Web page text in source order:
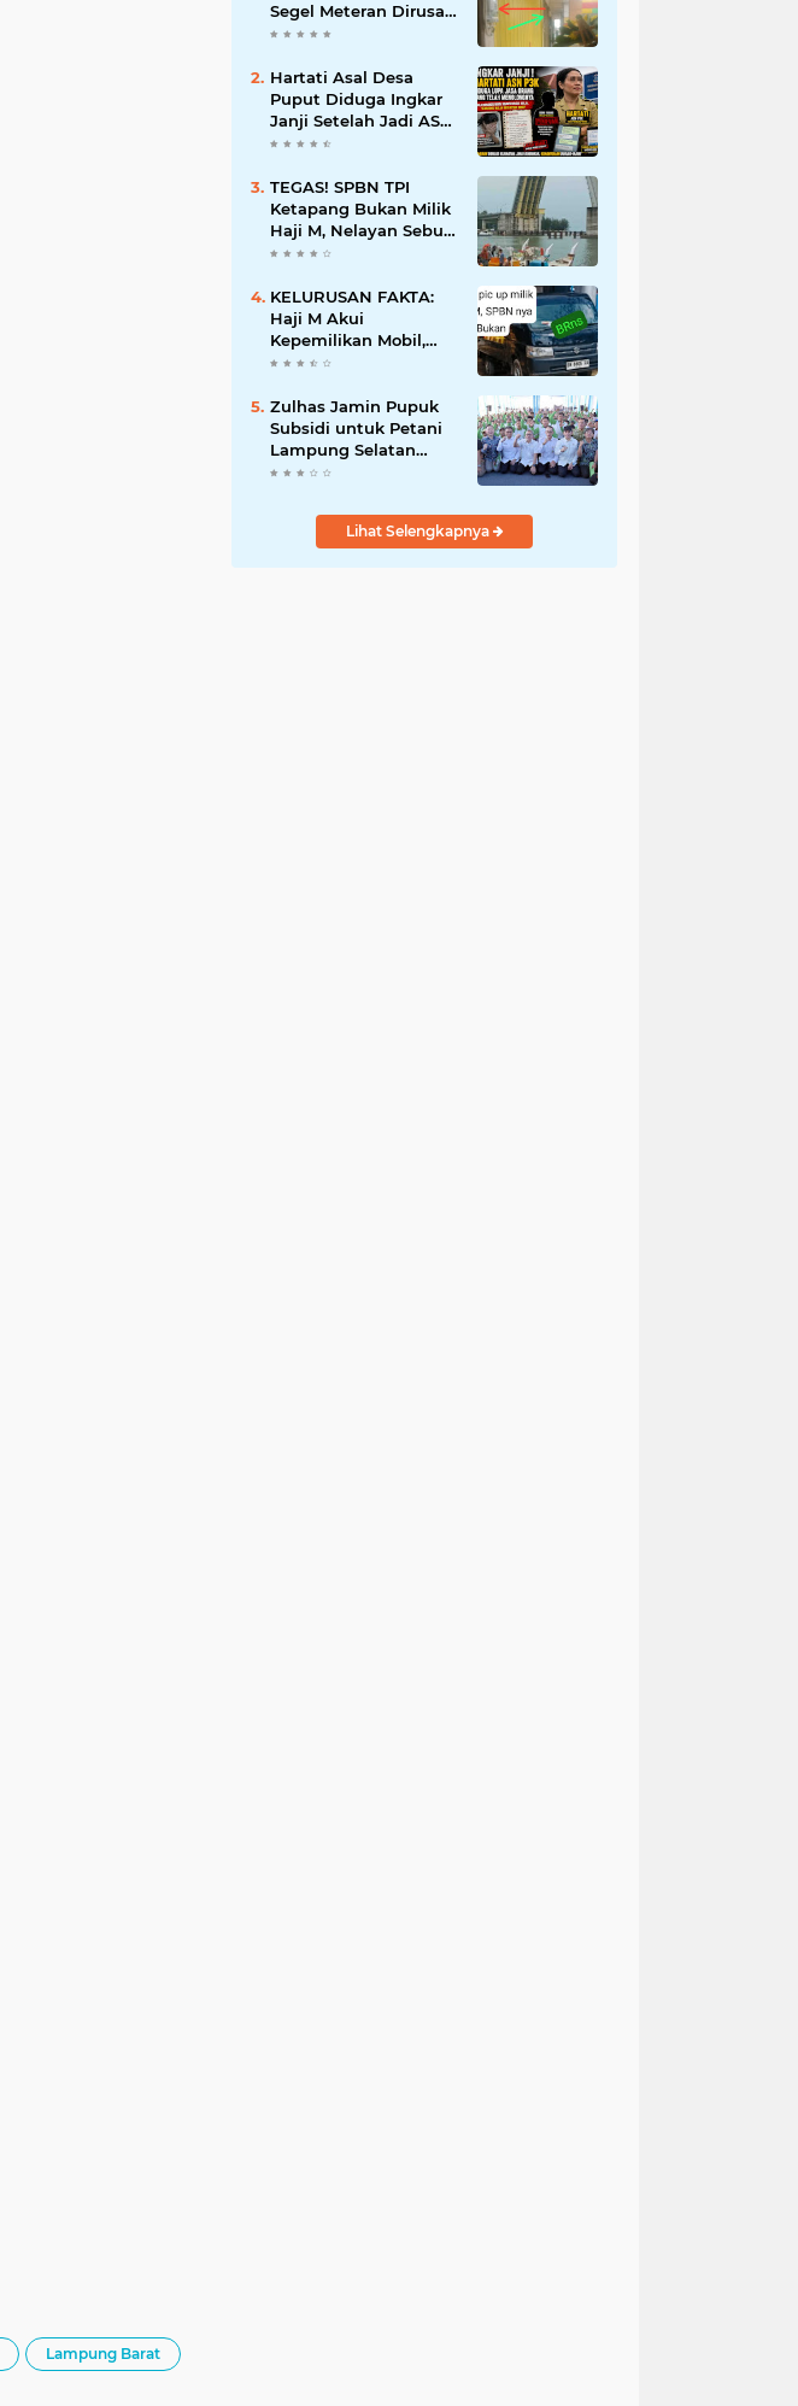
Lampung Barat
Segel Meteran Dirusak,
dan Penambahan
Pemilik
Hartati Asal Desa
Puput Diduga Ingkar
Janji Setelah Jadi ASN
P3K, Kebaikan Dibalas
TEGAS! SPBN TPI
Ketapang Bukan Milik
Haji M, Nelayan Sebut
Pemiliknya Sulaiman
KELURUSAN FAKTA:
Haji M Akui
Kepemilikan Mobil,
Bukan Pemilik SPBN
Zulhas Jamin Pupuk
Subsidi untuk Petani
Lampung Selatan
Aman dan Lancar
Lihat Selengkapnya